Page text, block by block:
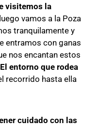
visitemos la
vamos a la Poza
tranquilamente y
entramos con ganas
nos encantan estos
El entorno que rodea
recorrido hasta ella
cuidado con las